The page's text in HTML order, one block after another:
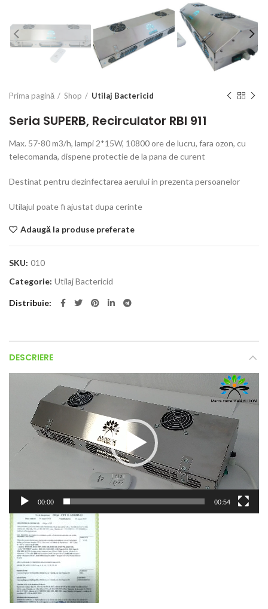
Prima pagină Shop Utilaj Bactericid
Seria SUPERB, Recirculator RBI 911
Max. 57-80 m3/h, lampi 2*15W, 10800 ore de lucru, fara ozon, cu
telecomanda, dispene protectie de la pana de curent
Destinat pentru dezinfectarea aerului in prezenta persoanelor
Utilajul poate fi ajustat dupa cerinte
Adaugă la produse preferate
SKU: 010
Categorie: Utilaj Bactericid
Distribuie
DESCRIERE
00:00 00:54